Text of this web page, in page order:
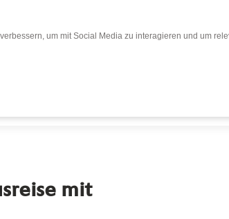
um mit Social Media zu interagieren und um
mit